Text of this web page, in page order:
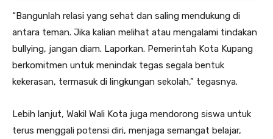
“Bangunlah relasi yang sehat dan saling mendukung di
antara teman. Jika kalian melihat atau mengalami tindakan
bullying, jangan diam. Laporkan. Pemerintah Kota Kupang
berkomitmen untuk menindak tegas segala bentuk
kekerasan, termasuk di lingkungan sekolah,” tegasnya.
Lebih lanjut, Wakil Wali Kota juga mendorong siswa untuk
terus menggali potensi diri, menjaga semangat belajar,